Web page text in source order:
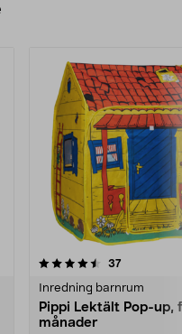
37recensioner
Inredning barnrum
Pippi Lektält Pop-up,
månader
4.5av 5 stjärnor